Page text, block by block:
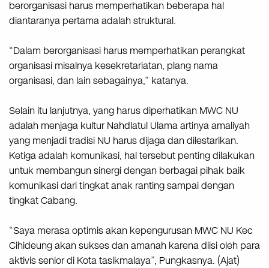
berorganisasi harus memperhatikan beberapa hal
diantaranya pertama adalah struktural.
“Dalam berorganisasi harus memperhatikan perangkat
organisasi misalnya kesekretariatan, plang nama
organisasi, dan lain sebagainya,” katanya.
Selain itu lanjutnya, yang harus diperhatikan MWC NU
adalah menjaga kultur Nahdlatul Ulama artinya amaliyah
yang menjadi tradisi NU harus dijaga dan dilestarikan.
Ketiga adalah komunikasi, hal tersebut penting dilakukan
untuk membangun sinergi dengan berbagai pihak baik
komunikasi dari tingkat anak ranting sampai dengan
tingkat Cabang.
“Saya merasa optimis akan kepengurusan MWC NU Kec
Cihideung akan sukses dan amanah karena diisi oleh para
aktivis senior di Kota tasikmalaya”, Pungkasnya. (Ajat)